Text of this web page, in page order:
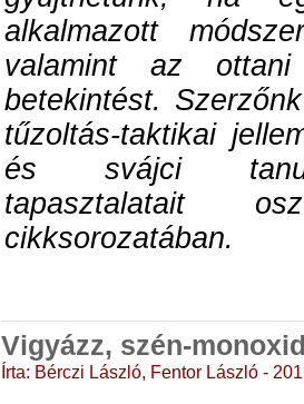
alkalmazott
valamint az ottani
betekintést.
tűzoltás-taktikai
és svájci
tapasztalatait
cikksorozatában.
Vigyázz, szén-
Írta: Bérczi László, Fentor László -